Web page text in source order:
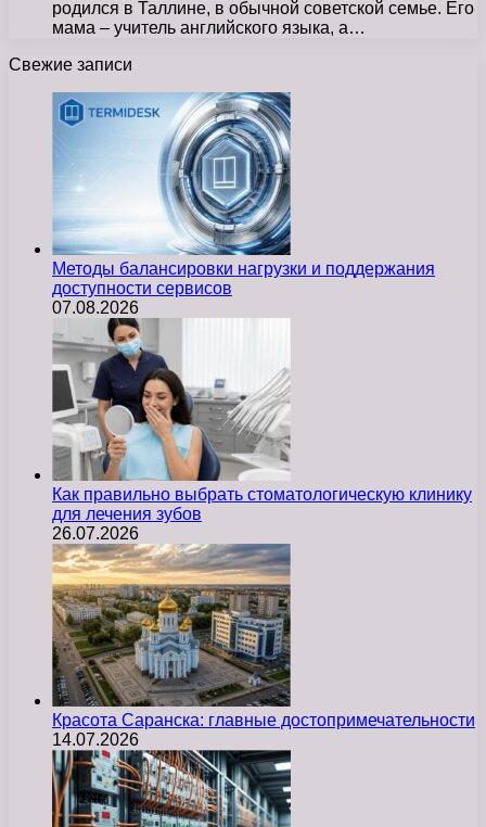
родился в Таллине, в обычной советской семье. Его
мама – учитель английского языка, а…
Свежие записи
Методы балансировки нагрузки и поддержания
доступности сервисов
07.08.2026
Как правильно выбрать стоматологическую клинику
для лечения зубов
26.07.2026
Красота Саранска: главные достопримечательности
14.07.2026